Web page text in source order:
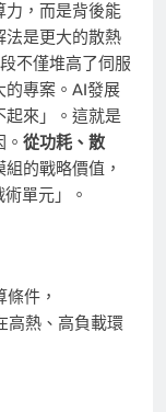
力，而是背後能
法是更大的散熱
不僅堆高了伺服
的專案。AI發展
起來」。這就是
從功耗、散
組的戰略價值，
單元」。
件，
高熱、高負載環